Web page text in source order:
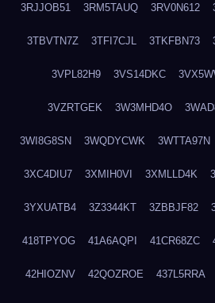
3RJJOB51 3RM5TAUQ 3RV0N612
3TBVTN7Z 3TFI7CJL 3TKFBN73
3VPL82H9 3VS14DKC
3VZRTGEK 3W3MHD4O
3WI8G8SN 3WQDYCWK 3WTTA97N
3XC4DIU7 3XMIH0VI 3XMLLD4K
3YXUATB4 3Z3344KT 3ZBBJF82
418TPYOG 41A6AQPI 41CR68ZC
42HIOZNV 42QOZROE 437L5RRA